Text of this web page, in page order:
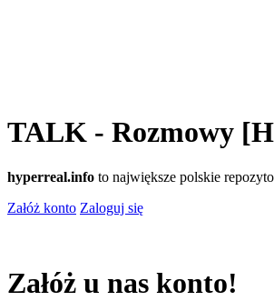
TALK - Rozmowy
hyperreal.info to największe polskie
Załóż konto Zaloguj się
Załóż u nas konto!